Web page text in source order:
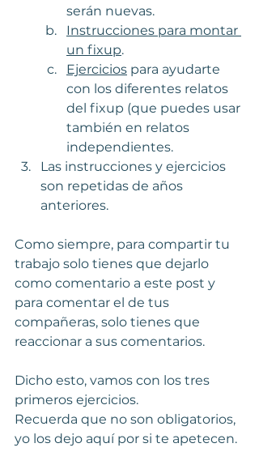
serán nuevas.
Instrucciones para montar
un fixup.
Ejercicios para ayudarte
con los diferentes relatos
del fixup (que puedes usar
también en relatos
independientes.
Las instrucciones y ejercicios
son repetidas de años
anteriores.
Como siempre, para compartir tu
trabajo solo tienes que dejarlo
como comentario a este post y
para comentar el de tus
compañeras, solo tienes que
reaccionar a sus comentarios.
Dicho esto, vamos con los tres
primeros ejercicios.
Recuerda que no son obligatorios,
yo los dejo aquí por si te apetecen.